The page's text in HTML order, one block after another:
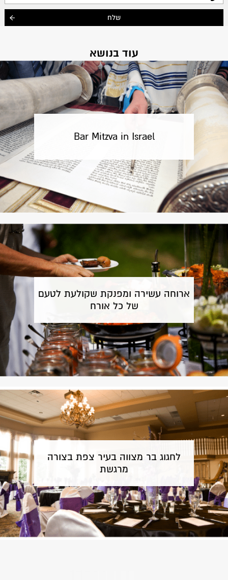
עוד בנושא
Bar Mitzva in Israel
ארוחה עשירה ומפנקת שקולעת לטעם
של כל אורח
לחגוג בר מצווה בעיר צפת בצורה
מרגשת